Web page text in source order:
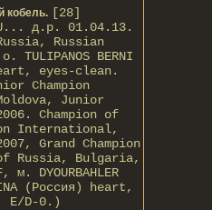
кобель. [28]
U... д.р. 01.04.13.
Russian
TULIPANOS BERNI
eyes-clean.
Champion
Junior
Champion of
International,
Grand Champion
Russia, Bulgaria,
DYOURBAHLER
(Россия) heart,
E/D-0.)